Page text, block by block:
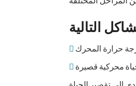
حرارة المحرك
محركية قصيرة